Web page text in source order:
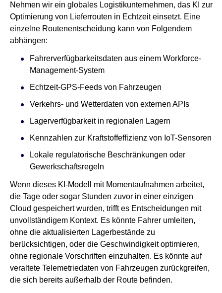
Nehmen wir ein globales Logistikunternehmen, das KI zur
Optimierung von Lieferrouten in Echtzeit einsetzt. Eine
einzelne Routenentscheidung kann von Folgendem
abhängen:
Fahrerverfügbarkeitsdaten aus einem Workforce-
Management-System
Echtzeit-GPS-Feeds von Fahrzeugen
Verkehrs- und Wetterdaten von externen APIs
Lagerverfügbarkeit in regionalen Lagern
Kennzahlen zur Kraftstoffeffizienz von IoT-Sensoren
Lokale regulatorische Beschränkungen oder
Gewerkschaftsregeln
Wenn dieses KI-Modell mit Momentaufnahmen arbeitet,
die Tage oder sogar Stunden zuvor in einer einzigen
Cloud gespeichert wurden, trifft es Entscheidungen mit
unvollständigem Kontext. Es könnte Fahrer umleiten,
ohne die aktualisierten Lagerbestände zu
berücksichtigen, oder die Geschwindigkeit optimieren,
ohne regionale Vorschriften einzuhalten. Es könnte auf
veraltete Telemetriedaten von Fahrzeugen zurückgreifen,
die sich bereits außerhalb der Route befinden.